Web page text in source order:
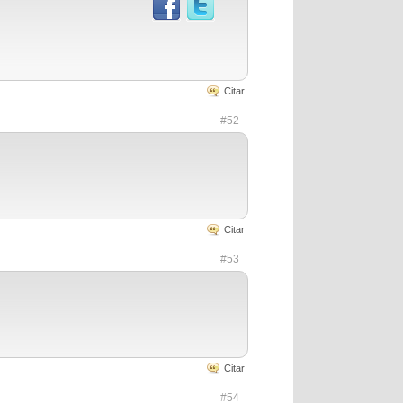
Citar
#52
Citar
#53
Citar
#54